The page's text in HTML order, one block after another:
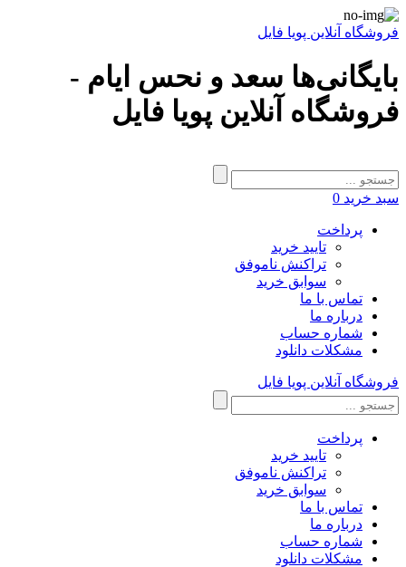
فروشگاه آنلاین پویا فایل
بایگانی‌ها سعد و نحس ایام -
فروشگاه آنلاین پویا فایل
سبد خرید 0
پرداخت
تایید خرید
تراکنش ناموفق
سوابق خرید
تماس با ما
درباره ما
شماره حساب
مشکلات دانلود
فروشگاه آنلاین پویا فایل
پرداخت
تایید خرید
تراکنش ناموفق
سوابق خرید
تماس با ما
درباره ما
شماره حساب
مشکلات دانلود